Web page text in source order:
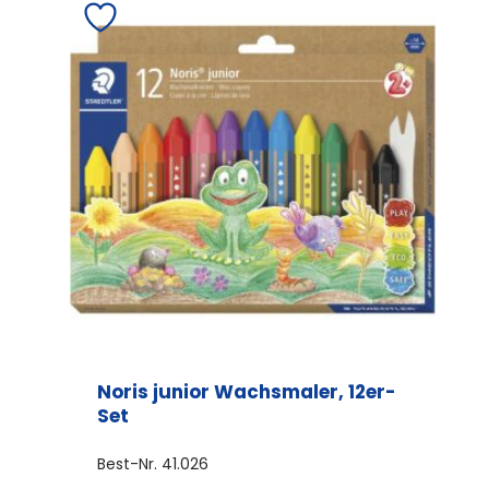
Noris junior Wachsmaler, 12er-
Set
Best-Nr. 41.026